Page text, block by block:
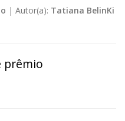
| Autor(a): Tatiana BelinKi
prêmio